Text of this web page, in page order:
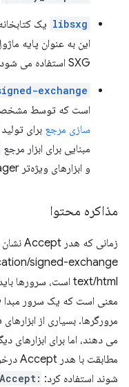
libsxg
SXG استفاده می شود.
exchange
است که توسط
سازی مرجع
مبنایی برای ابزار مرجع CLI،
و ابزارهای ویژه‌تر Web Packager استفاده می‌شود.
مذاکره محتوا
مرورگرها. بسیاری از
می دهند، اما برای ابزارهای
شوند استفاده کرد: